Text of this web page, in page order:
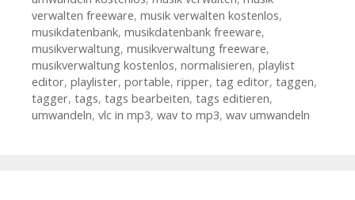
verwalten freeware, musik verwalten kostenlos,
musikdatenbank, musikdatenbank freeware,
musikverwaltung, musikverwaltung freeware,
musikverwaltung kostenlos, normalisieren, playlist
editor, playlister, portable, ripper, tag editor, taggen,
tagger, tags, tags bearbeiten, tags editieren,
umwandeln, vlc in mp3, wav to mp3, wav umwandeln